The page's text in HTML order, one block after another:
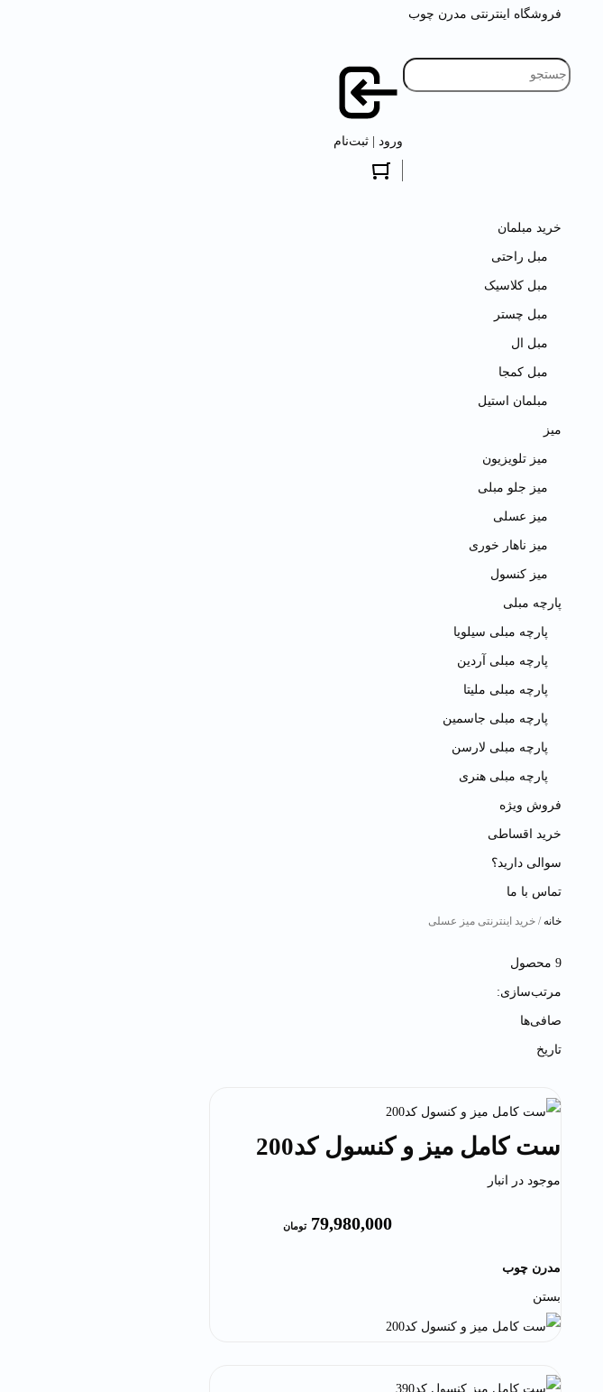
فروشگاه اینترنتی مدرن چوب
ورود | ثبت‌نام
خرید مبلمان
مبل راحتی
مبل کلاسیک
مبل چستر
مبل ال
مبل کمجا
مبلمان استیل
میز
میز تلویزیون
میز جلو مبلی
میز عسلی
میز ناهار خوری
میز کنسول
پارچه مبلی
پارچه مبلی سیلویا
پارچه مبلی آردین
پارچه مبلی ملیتا
پارچه مبلی جاسمین
پارچه مبلی لارسن
پارچه مبلی هنری
فروش ویژه
خرید اقساطی
سوالی دارید؟
تماس با ما
خانه/ خرید اینترنتی میز عسلی
9 محصول
مرتب‌سازی:
صافی‌ها
تاریخ
ست کامل میز و کنسول کد200
موجود در انبار
79,980,000 تومان
مدرن چوب
بستن